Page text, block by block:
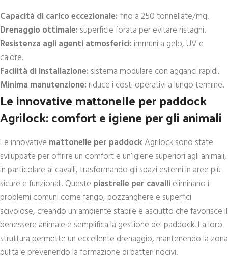
Capacità di carico eccezionale:fino a 250 tonnellate/mq.
Drenaggio ottimale: superficie forata per evitare ristagni.
Resistenza agli agenti atmosferici: immuni a gelo, UV e
calore.
Facilità di installazione: sistema modulare con agganci rapidi.
Minima manutenzione: riduce i costi operativi a lungo termine.
Le innovative mattonelle per paddock
Agrilock: comfort e igiene per gli animali
Le innovative mattonelle per paddockAgrilock sono state
sviluppate per offrire un comfort e un’igiene superiori agli animali,
in particolare ai cavalli, trasformando gli spazi esterni in aree più
sicure e funzionali. Queste piastrelle per cavalli eliminano i
problemi comuni come fango, pozzanghere e superfici
scivolose, creando un ambiente stabile e asciutto che favorisce il
benessere animale e semplifica la gestione del paddock. La loro
struttura permette un eccellente drenaggio, mantenendo la zona
pulita e prevenendo la formazione di batteri nocivi.